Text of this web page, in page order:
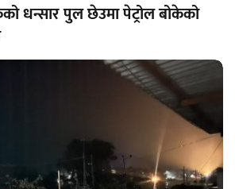
धन्सार पुल छेउमा पेट्रोल बोकेको